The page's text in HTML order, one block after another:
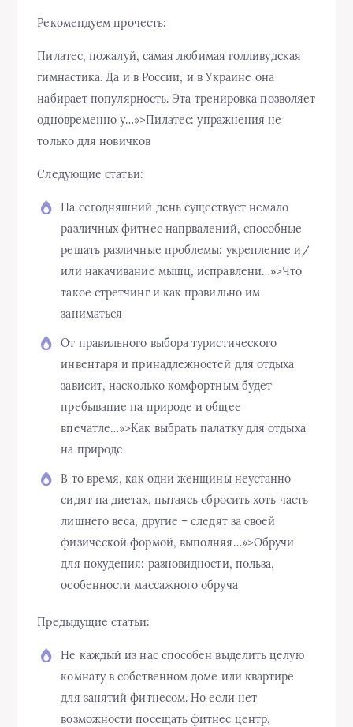
Рекомендуем прочесть:
Пилатес, пожалуй, самая любимая голливудская
гимнастика. Да и в России, и в Украине она
набирает популярность. Эта тренировка позволяет
одновременно у…»>Пилатес: упражнения не
только для новичков
Следующие статьи:
На сегодняшний день существует немало
различных фитнес напрвалений, способные
решать различные проблемы: укрепление и/
или накачивание мышц, исправлени…»>Что
такое стретчинг и как правильно им
заниматься
От правильного выбора туристического
инвентаря и принадлежностей для отдыха
зависит, насколько комфортным будет
пребывание на природе и общее
впечатле…»>Как выбрать палатку для отдыха
на природе
В то время, как одни женщины неустанно
сидят на диетах, пытаясь сбросить хоть часть
лишнего веса, другие – следят за своей
физической формой, выполняя…»>Обручи
для похудения: разновидности, польза,
особенности массажного обруча
Предыдущие статьи:
Не каждый из нас способен выделить целую
комнату в собственном доме или квартире
для занятий фитнесом. Но если нет
возможности посещать фитнес центр,